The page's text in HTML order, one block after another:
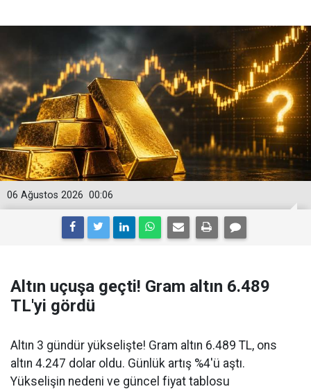
00:06
06 Ağustos 2026
Altın uçuşa geçti! Gram altın 6.489
TL'yi gördü
Altın 3 gündür yükselişte! Gram altın 6.489 TL, ons
altın 4.247 dolar oldu. Günlük artış %4'ü aştı.
Yükselişin nedeni ve güncel fiyat tablosu